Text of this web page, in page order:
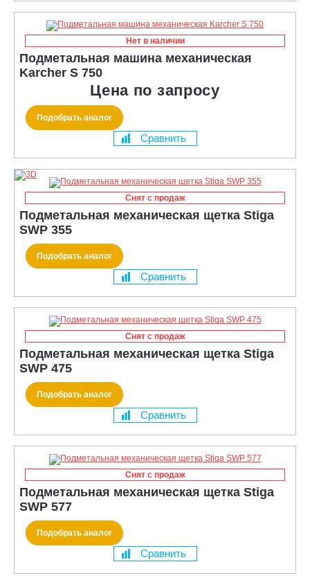
Нет в наличии
Подметальная машина механическая
Karcher S 750
Цена по запросу
Подобрать аналог
Сравнить
Снят с продаж
Подметальная механическая щетка Stiga
SWP 355
Подобрать аналог
Сравнить
Снят с продаж
Подметальная механическая щетка Stiga
SWP 475
Подобрать аналог
Сравнить
Снят с продаж
Подметальная механическая щетка Stiga
SWP 577
Подобрать аналог
Сравнить